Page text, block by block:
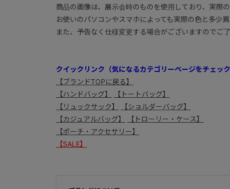
商品の画像は、展示会時のものを使用しており、実際
お使いのパソコンやスマホによっても実際の色と多少異
また、予告なく仕様変更する場合がございますのでご了
クイックリンク（気になるカテゴリーページをチェック
【ブランドTOPに戻る】
【ハンドバッグ】
【トートバッグ】
【リュックサック】
【ショルダーバッグ】
【カジュアルバッグ】
【トローリー・ケース】
【ポーチ・アクセサリー】
【SALE】